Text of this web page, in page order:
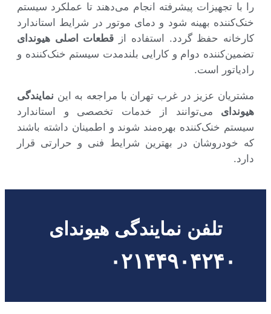
را با تجهیزات پیشرفته انجام می‌دهند تا عملکرد سیستم
خنک‌کننده بهینه شود و دمای موتور در شرایط استاندارد
کارخانه حفظ گردد. استفاده از قطعات اصلی هیوندای
تضمین‌کننده دوام و کارایی بلندمدت سیستم خنک‌کننده و
رادیاتور است.
مشتریان عزیز در غرب تهران با مراجعه به این نمایندگی
هیوندای می‌توانند از خدمات تخصصی و استاندارد
سیستم خنک‌کننده بهره‌مند شوند و اطمینان داشته باشند
که خودروشان در بهترین شرایط فنی و حرارتی قرار
دارد.
تلفن نمایندگی هیوندای
۰۲۱۴۴۹۰۴۲۴۰